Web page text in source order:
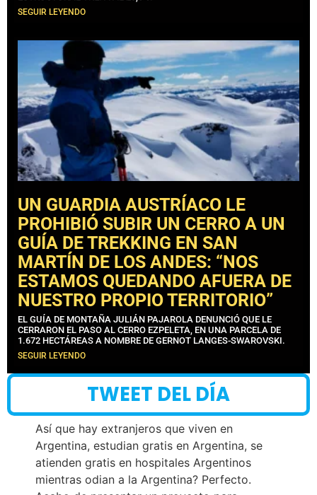
SEGUIR LEYENDO
UN GUARDIA AUSTRÍACO LE
PROHIBIÓ SUBIR UN CERRO A UN
GUÍA DE TREKKING EN SAN
MARTÍN DE LOS ANDES: “NOS
ESTAMOS QUEDANDO AFUERA DE
NUESTRO PROPIO TERRITORIO”
EL GUÍA DE MONTAÑA JULIÁN PAJAROLA DENUNCIÓ QUE LE
CERRARON EL PASO AL CERRO EZPELETA, EN UNA PARCELA DE
1.672 HECTÁREAS A NOMBRE DE GERNOT LANGES-SWAROVSKI.
SEGUIR LEYENDO
TWEET DEL DÍA
Así que hay extranjeros que viven en
Argentina, estudian gratis en Argentina, se
atienden gratis en hospitales Argentinos
mientras odian a la Argentina? Perfecto.